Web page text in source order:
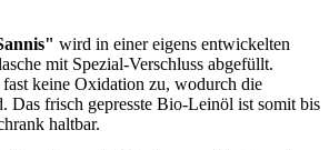
wird in einer eigens entwickelten
mit Spezial-Verschluss abgefüllt.
fast keine Oxidation zu, wodurch die
Das frisch gepresste Bio-Leinöl ist somit bis
haltbar.